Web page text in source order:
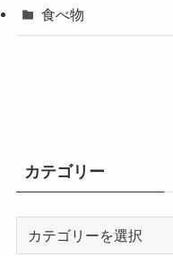
食べ物
カテゴリー